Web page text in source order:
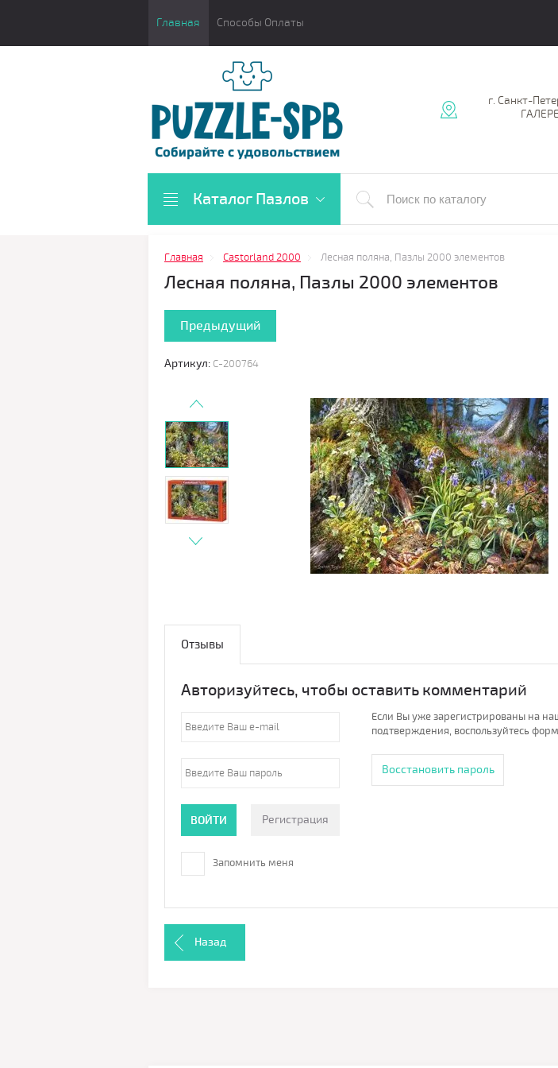
Главная Способы Оплаты
г. Санкт-
Каталог Пазлов
Главная Castorland 2000 Лесная поляна, Пазлы 2000 элементов
Лесная поляна, Пазлы 2000 элементов
Предыдущий
Артикул: C-200764
Отзывы
Авторизуйтесь, чтобы оставить комментарий
ВОЙТИ Регистрация
Запомнить меня
Если Вы уже зарегистрированы на
подтверждения, воспользуйтесь
Восстановить пароль
Назад